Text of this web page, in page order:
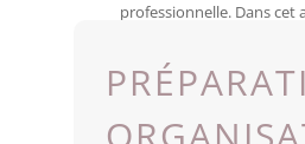
professionnelle. Dans cet
couramment utilisées
hôtelière.